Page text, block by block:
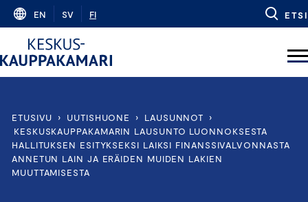
Skip
content
EN SV FI ETSI
ETUSIVU › UUTISHUONE › LAUSUNNOT
›
KESKUSKAUPPAKAMARIN LAUSUNTO LUONNOKSESTA
HALLITUKSEN ESITYKSEKSI LAIKSI FINANSSIVALVONNASTA
ANNETUN LAIN JA ERÄIDEN MUIDEN LAKIEN
MUUTTAMISESTA